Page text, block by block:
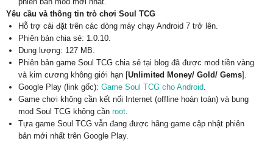
Yêu cầu và thông tin trò chơi Soul TCG
Hỗ trợ cài đặt trên các dòng máy chạy Android 7 trở lên.
Phiên bản chia sẻ: 1.0.10.
Dung lượng: 127 MB.
Phiên bản game Soul TCG chia sẻ tại blog đã được mod tiền vàng
và kim cương không giới hạn [Unlimited Money/ Gold/ Gems].
Google Play (link gốc): Game Soul TCG cho Android.
Game chơi không cần kết nối Internet (offline hoàn toàn) và bung
mod Soul TCG không cần root.
Tựa game Soul TCG vẫn đang được hãng game cập nhật phiên
bản mới nhất trên Google Play.